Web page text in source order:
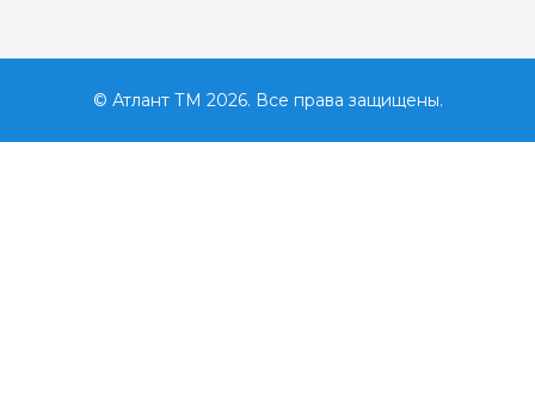
© Атлант ТМ 2026. Все права защищены.